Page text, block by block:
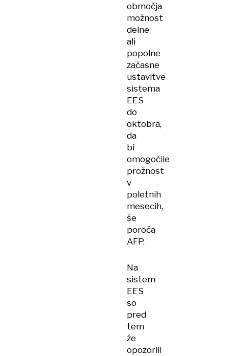
območja
možnost
delne
ali
popolne
začasne
ustavitve
sistema
EES
do
oktobra,
da
bi
omogočile
prožnost
v
poletnih
mesecih,
še
poroča
AFP.
Na
sistem
EES
so
pred
tem
že
opozorili